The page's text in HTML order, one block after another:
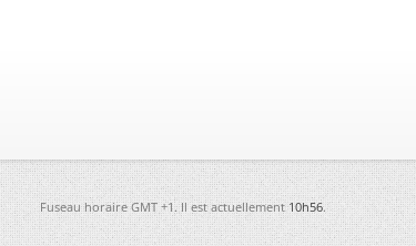
Fuseau horaire GMT +1. Il est actuellement10h56.